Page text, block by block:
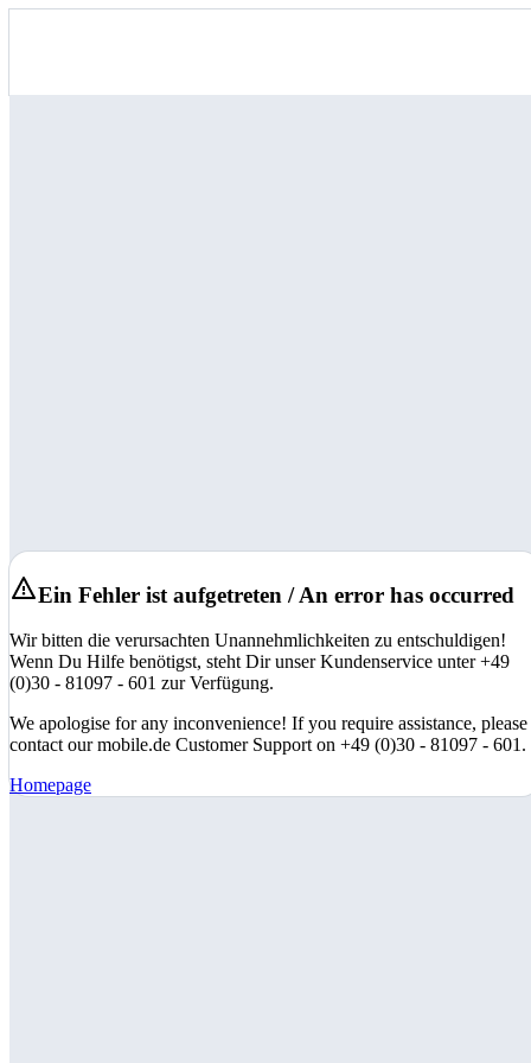
Ein Fehler ist aufgetreten / An error has occurred
Wir bitten die verursachten Unannehmlichkeiten zu entschuldigen!
Wenn Du Hilfe benötigst, steht Dir unser Kundenservice unter +49
(0)30 - 81097 - 601 zur Verfügung.
We apologise for any inconvenience! If you require assistance, please
contact our mobile.de Customer Support on +49 (0)30 - 81097 - 601.
Homepage